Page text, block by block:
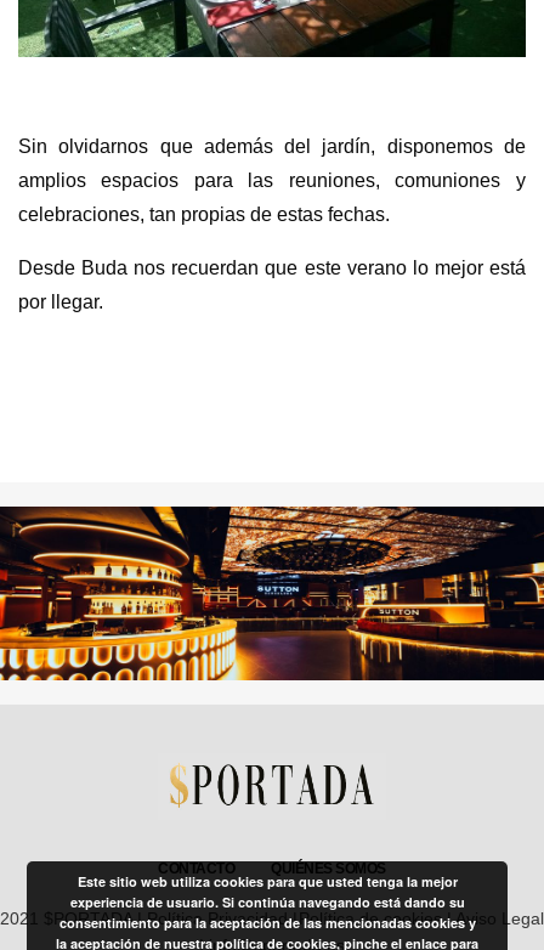
Sin olvidarnos que además del jardín, disponemos de
amplios espacios para las reuniones, comuniones y
celebraciones, tan propias de estas fechas.
Desde Buda nos recuerdan que este verano lo mejor está
por llegar.
CONTACTO QUIÉNES SOMOS
2021 $PORTADA |Política Privacidad|Política de cookies|Aviso Legal
| info@sportada.es
Este sitio web utiliza cookies para que usted tenga la mejor
experiencia de usuario. Si continúa navegando está dando su
consentimiento para la aceptación de las mencionadas cookies y
la aceptación de nuestra política de cookies, pinche el enlace para